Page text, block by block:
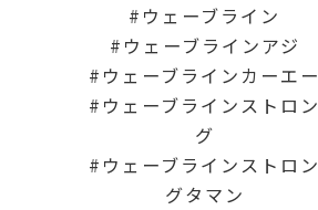
ウェーブライン
ウェーブラインアジ
ウェーブラインカーエー
ウェーブラインストロン
グ
ウェーブラインストロン
グタマン